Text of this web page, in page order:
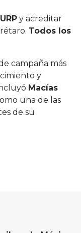
y acreditar
Todos los
campaña más
y
Macías
una de las
de su